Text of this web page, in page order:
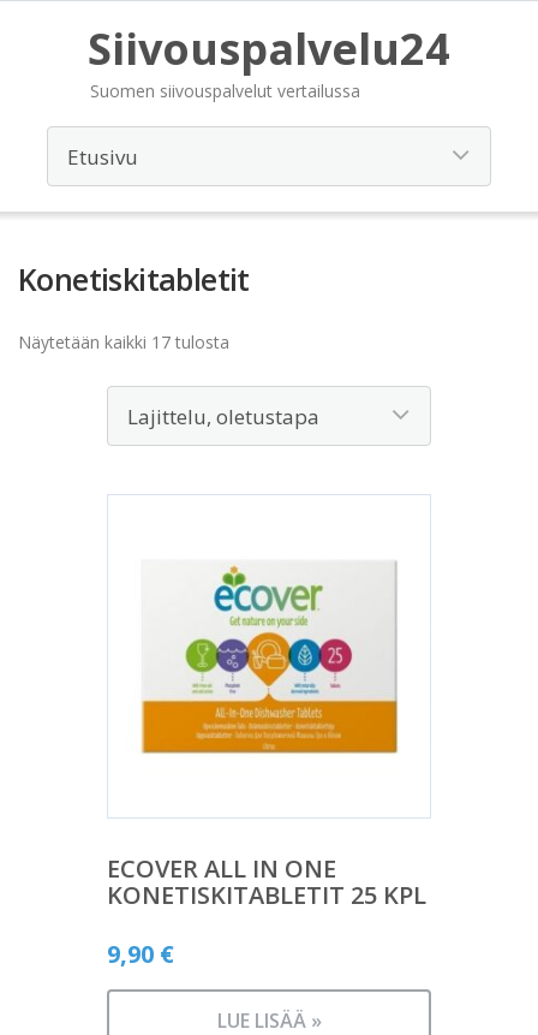
Siivouspalvelu24
Suomen siivouspalvelut vertailussa
Konetiskitabletit
Näytetään kaikki 17 tulosta
ECOVER ALL IN ONE
KONETISKITABLETIT 25 KPL
9,90 €
LUE LISÄÄ »